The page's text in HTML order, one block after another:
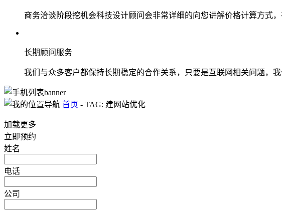
商务洽谈阶段挖机会科技设计顾问会非常详细的向您讲解价格计算方式
长期顾问服务
我们与众多客户都保持长期稳定的合作关系，只要是互联网相关问题，
首页 - TAG: 建网站优化
加载更多
立即预约
姓名
电话
公司